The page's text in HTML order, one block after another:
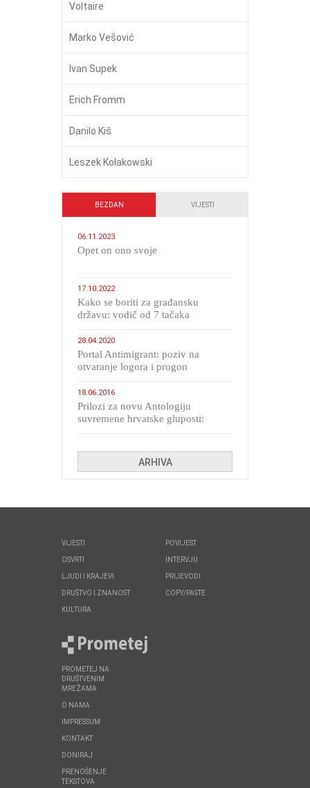
Voltaire
Marko Vešović
Ivan Supek
Erich Fromm
Danilo Kiš
Leszek Kołakowski
BEZDAN VIJESTI
06.11.2023
​Opet on ono svoje
17.10.2022
Kako se boriti za građansku
državu: vodič od 7 tačaka
28.04.2020
Portal Antimigrant: poziv na
otvaranje logora i progon
18.06.2016
Prilozi za novu Antologiju
suvremene hrvatske gluposti:
ARHIVA
VIJESTI
OSVRTI
LJUDI I KRAJEVI
DRUŠTVO I ZNANOST
KULTURA
POVIJEST
INTERVJU
PRIJEVODI
COPY/PASTE
PROMETEJ NA
DRUŠTVENIM
MREŽAMA
O NAMA
IMPRESSUM
KONTAKT
DONIRAJ
PRENOŠENJE
TEKSTOVA